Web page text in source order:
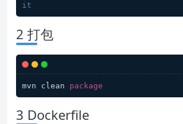
it
2 打包
mvn clean package
3 Dockerfile